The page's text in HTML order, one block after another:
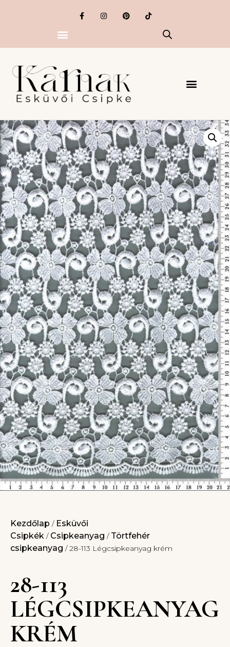
Kezdőlap / Esküvői
Csipkék / Csipkeanyag / Törtfehér
csipkeanyag / 28-113 Légcsipkeanyag krém
28-113
LÉGCSIPKEANYAG
KRÉM